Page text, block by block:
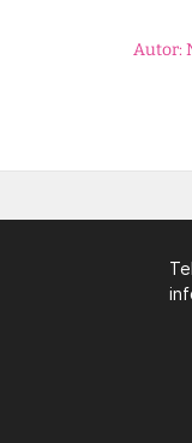
Autor: